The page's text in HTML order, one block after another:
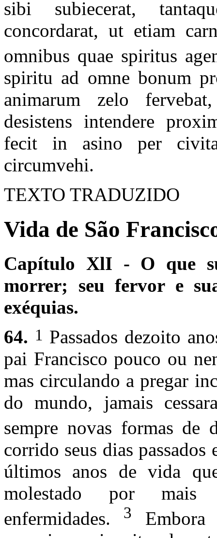
sibi subiecerat,
concordarat, ut etiam
omnibus quae spiritus
spiritu ad omne bonum
animarum zelo
desistens intendere
fecit in asino per
circumvehi.
TEXTO TRADUZIDO
Vida de São
Capítulo XlI - O que
morrer; seu fervor e
exéquias.
64. 1 Passados dezoito
pai Francisco pouco ou
mas circulando a pregar
do mundo, jamais
sempre novas formas de
corrido seus dias
últimos anos de vida
molestado por
enfermidades.
3
Embora